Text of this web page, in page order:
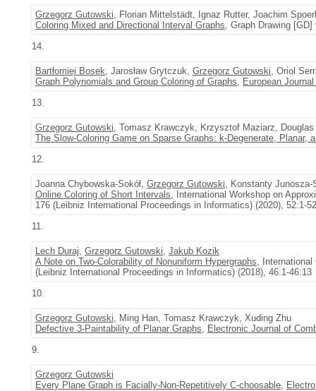
Grzegorz Gutowski, Florian Mittelstädt, Ignaz Rutter, Joachim
Coloring Mixed and Directional Interval Graphs, Graph Drawing
14.
Bartłomiej Bosek, Jarosław Grytczuk, Grzegorz Gutowski, Oriol
Graph Polynomials and Group Coloring of Graphs, European
13.
Grzegorz Gutowski, Tomasz Krawczyk, Krzysztof Maziarz,
The Slow-Coloring Game on Sparse Graphs: k-Degenerate, Planar,
12.
Joanna Chybowska-Sokół, Grzegorz Gutowski, Konstanty
Online Coloring of Short Intervals, International Workshop on
176 (Leibniz International Proceedings in Informatics) (2020), 52:1-
11.
Lech Duraj, Grzegorz Gutowski, Jakub Kozik
A Note on Two-Colorability of Nonuniform Hypergraphs, International
(Leibniz International Proceedings in Informatics) (2018), 46:1-46:13
10.
Grzegorz Gutowski, Ming Han, Tomasz Krawczyk, Xuding Zhu
Defective 3-Paintability of Planar Graphs, Electronic Journal of
9.
Grzegorz Gutowski
Every Plane Graph is Facially-Non-Repetitively C-choosable,